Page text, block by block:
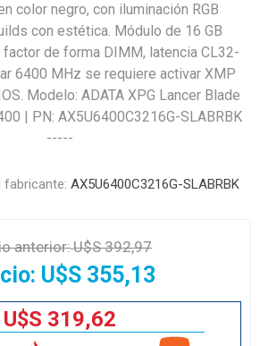
color negro, con iluminación RGB
con estética. Módulo de 16 GB
factor de forma DIMM, latencia CL32-
6400 MHz se requiere activar XMP
Modelo: ADATA XPG Lancer Blade
| PN: AX5U6400C3216G-SLABRBK
-----
fabricante: AX5U6400C3216G-SLABRBK
anterior:U$S 392,97
U$S 355,13
U$S 319,62